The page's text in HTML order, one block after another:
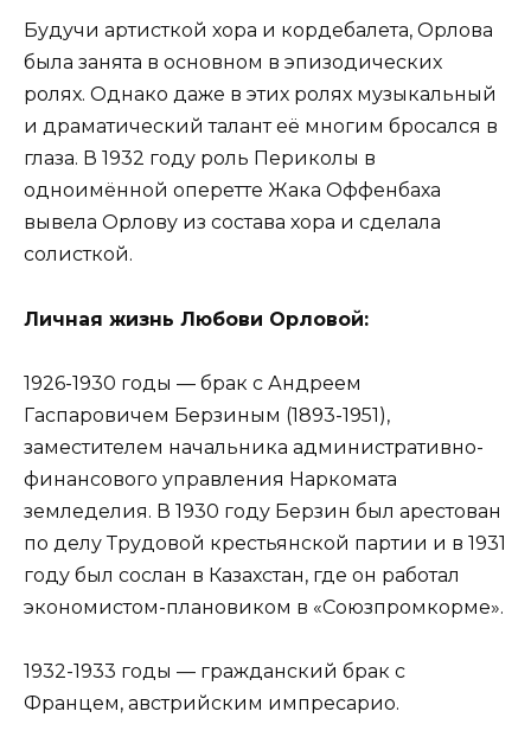
Будучи артисткой хора и кордебалета, Орлова
была занята в основном в эпизодических
ролях. Однако даже в этих ролях музыкальный
и драматический талант её многим бросался в
глаза. В 1932 году роль Периколы в
одноимённой оперетте Жака Оффенбаха
вывела Орлову из состава хора и сделала
солисткой.
Личная жизнь Любови Орловой:
1926-1930 годы — брак с Андреем
Гаспаровичем Берзиным (1893-1951),
заместителем начальника административно-
финансового управления Наркомата
земледелия. В 1930 году Берзин был арестован
по делу Трудовой крестьянской партии и в 1931
году был сослан в Казахстан, где он работал
экономистом-плановиком в «Союзпромкорме».
1932-1933 годы — гражданский брак с
Францем, австрийским импресарио.